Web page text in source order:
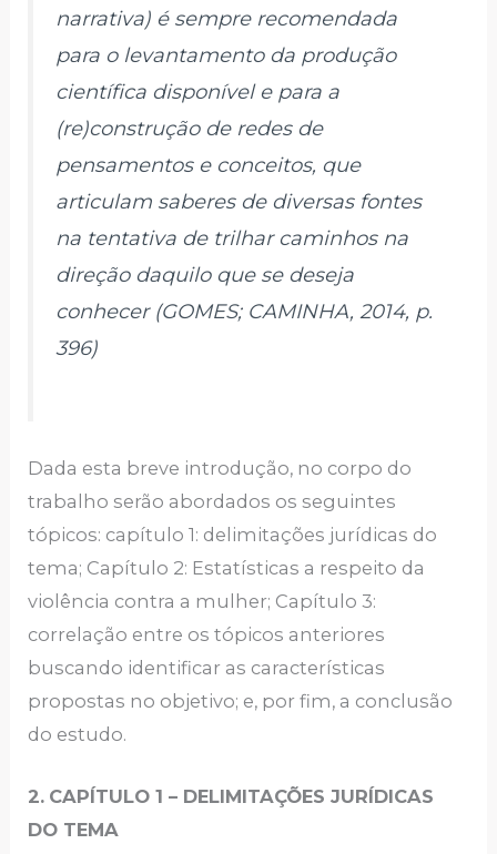
narrativa) é sempre recomendada
para o levantamento da produção
científica disponível e para a
(re)construção de redes de
pensamentos e conceitos, que
articulam saberes de diversas fontes
na tentativa de trilhar caminhos na
direção daquilo que se deseja
conhecer (GOMES; CAMINHA, 2014, p.
396)
Dada esta breve introdução, no corpo do
trabalho serão abordados os seguintes
tópicos: capítulo 1: delimitações jurídicas do
tema; Capítulo 2: Estatísticas a respeito da
violência contra a mulher; Capítulo 3:
correlação entre os tópicos anteriores
buscando identificar as características
propostas no objetivo; e, por fim, a conclusão
do estudo.
2. CAPÍTULO 1 – DELIMITAÇÕES JURÍDICAS
DO TEMA